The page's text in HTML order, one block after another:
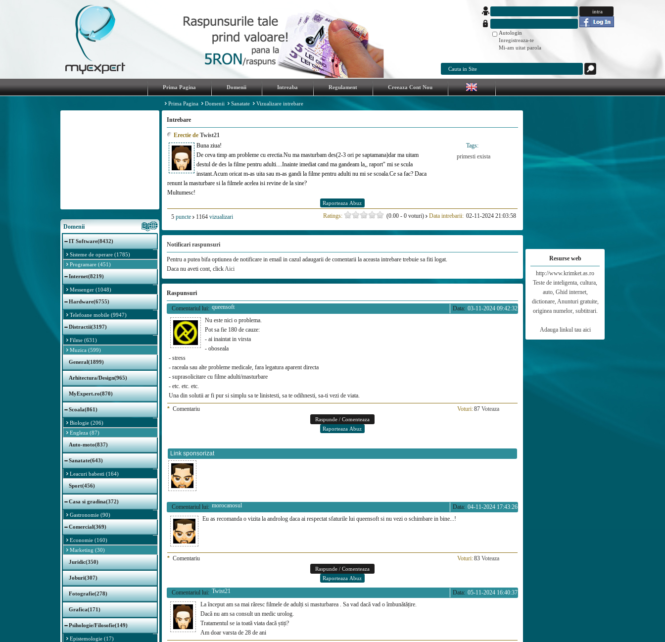
Autologin
Inregistreaza-te
Mi-am uitat parola
Prima Pagina Domenii Intreaba Regulament Creeaza Cont Nou
Domenii
IT Software(8432)
Sisteme de operare (1785)
Programare (451)
Internet(8219)
Messenger (1048)
Hardware(6755)
Telefoane mobile (9947)
Distractii(3197)
Filme (631)
Muzica (599)
General(1899)
Arhitectura/Design(965)
MyExpert.ro(870)
Scoala(861)
Biologie (206)
Engleza (87)
Auto-moto(837)
Sanatate(643)
Leacuri babesti (164)
Sport(456)
Casa si gradina(372)
Gastronomie (90)
Comercial(369)
Economie (160)
Marketing (30)
Juridic(350)
Joburi(307)
Fotografie(278)
Grafica(171)
Psihologie/Filosofie(149)
Epistemologie (17)
Prima Pagina Domenii Sanatate Vizualizare intrebare
Intrebare
Erectie de Twist21
Buna ziua!
De ceva timp am probleme cu erectia.Nu ma masturbam des(2-3 ori pe saptamana)dar ma uitam
destul de des la filme pentru adulti....Inainte imediat cand ma gandeam la,, raport" mi se scula
instant.Acum oricat m-as uita sau m-as gandi la filme pentru adulti nu mi se scoala.Ce sa fac? Daca
renunt la masturbare si la filmele acelea isi revine de la sine?
Multumesc!
Tags:
primesti exista
5 puncte 1164 vizualizari 02-11-2024 21:03:58
Data intrebarii:
(0.00 - 0 voturi)
Ratings:
Notificari raspunsuri
Pentru a putea bifa optiunea de notificare in email in cazul adaugarii de comentarii la aceasta intrebare trebuie sa fiti logat.
Daca nu aveti cont, clickAici
Raspunsuri
Comentariul lui: queensoft 03-11-2024 09:42:32
Data:
Nu este nici o problema.
Pot sa fie 180 de cauze:
- ai inaintat in virsta
- oboseala
- stress
- raceala sau alte probleme medicale, fara legatura aparent directa
- suprasolicitare cu filme adulti/masturbare
- etc. etc. etc.
Una din solutii ar fi pur si simplu sa te linistesti, sa te odihnesti, sa-ti vezi de viata.
* Comentariu Voturi:87 Voteaza
Link sponsorizat
Comentariul lui: morocanosul 04-11-2024 17:43:26
Data:
Eu as recomanda o vizita la androlog daca ai respectat sfaturile lui queensoft si nu vezi o schimbare in bine...!
* Comentariu Voturi:83 Voteaza
Comentariul lui: Twist21 05-11-2024 16:40:37
Data:
La început am sa mai răresc filmele de adulți si masturbarea . Sa vad dacă vad o îmbunătățire.
Dacă nu am sa consult un medic urolog.
Tratamentul se ia toată viata dacă știți?
Am doar varsta de 28 de ani
Resurse web
http://www.krimket.as.ro
Teste de inteligenta, cultura,
auto, Ghid internet,
dictionare, Anunturi gratuite,
originea numelor, subtitrari.
Adauga linkul tau aici